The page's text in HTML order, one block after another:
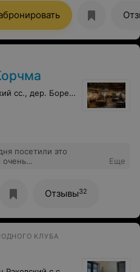
Пирсы,
с вкусной едой,
много зелени,
Гомельский р-н, Терешковичский сс., дер. Борец, 22
посетили это
очень
Еще
Отзывы32
КЛУБА